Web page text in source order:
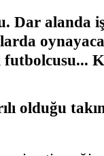
Dar alanda
olduğu